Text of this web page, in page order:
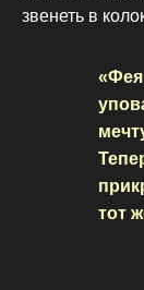
звенеть в
тот